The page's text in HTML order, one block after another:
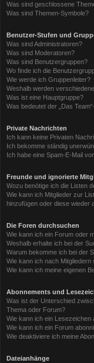
Was sind geschlossene
Was sind Themen-Symbole?
Benutzer-Stufen und
Was sind Administratoren?
Was sind Moderatoren?
Was sind Benutzergruppen?
Wo finde ich die
Wie werde ich Gruppenleiter?
Weshalb werden
Was ist eine Hauptgruppe?
Was bedeutet der „Das
Private Nachrichten
Ich kann keine Privaten
Ich bekomme ständig
Ich habe eine Spam-E-Mail
Freunde und ignorierte
Wozu benötige ich die Listen
Wie kann ich Mitglieder zur
hinzufügen oder diese wieder
Die Foren durchsuchen
Wie kann ich ein Forum oder
Weshalb erhalte ich bei der
Warum bekomme ich bei der
Wie kann ich nach Mitgliedern
Wie kann ich meine eigenen
Abonnements und
Was ist der Unterschied
Thema oder Forum?
Wie kann ich ein Lesezeichen
Wie kann ich ein Forum
Wie deaktiviere ich meine
Dateianhänge